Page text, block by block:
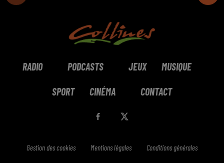
RADIO PODCASTS JEUX MUSIQUE
SPORT CINÉMA CONTACT
Gestion des cookies Mentions légales Conditions générales